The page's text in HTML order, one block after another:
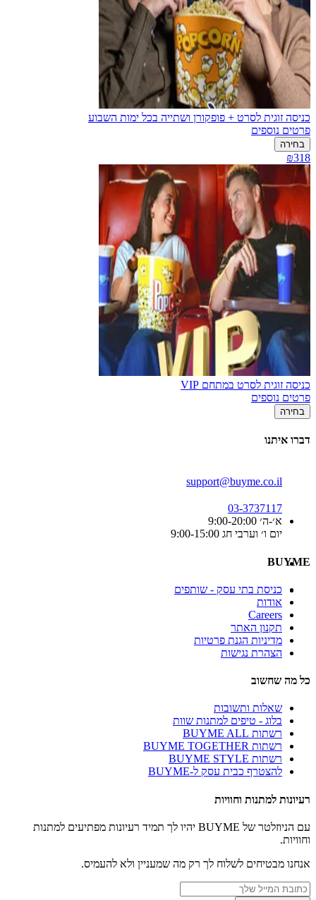
כניסה זוגית לסרט + פופקורן ושתייה בכל ימות השבוע
פרטים נוספים
בחירה
₪318
כניסה זוגית לסרט במתחם VIP
פרטים נוספים
בחירה
דברו איתנו
support@buyme.co.il
03-3737117
א׳-ה׳ 9:00-20:00
יום ו׳ וערבי חג 9:00-15:00
BUYME
כניסת בתי עסק - שותפים
אודות
Careers
תקנון האתר
מדיניות הגנת פרטיות
הצהרת נגישות
כל מה שחשוב
שאלות ותשובות
בלוג - טיפים למתנות שוות
רשתות BUYME ALL
רשתות BUYME TOGETHER
רשתות BUYME STYLE
להצטרף כבית עסק ל-BUYME
רעיונות למתנות וחוויות
עם הניוזלטר של BUYME יהיו לך תמיד רעיונות מפתיעים למתנות
וחוויות.
אנחנו מבטיחים לשלוח לך רק מה שמעניין ולא להעמיס.